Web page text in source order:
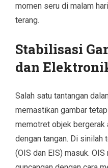
momen seru di malam
terang.
Stabilisasi
dan
Salah satu tantangan
memastikan gambar
memotret objek bergerak
dengan tangan. Di
(OIS dan EIS) masuk.